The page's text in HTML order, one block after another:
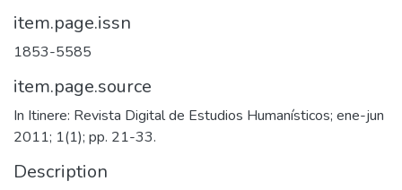
item.page.issn
1853-5585
item.page.source
In Itinere: Revista Digital de Estudios Humanísticos; ene-jun
2011; 1(1); pp. 21-33.
Description